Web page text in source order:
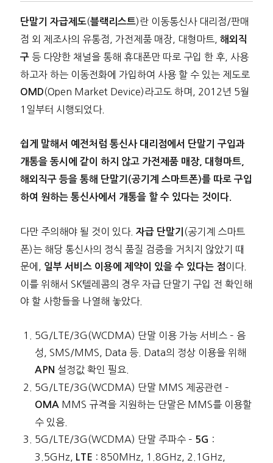
단말기 자급제도(블랙리스트)란 이동통신사 대리점/판매
점 외 제조사의 유통점, 가전제품 매장, 대형마트, 해외직
구등 다양한 채널을 통해 휴대폰만 따로 구입 한 후, 사용
하고자 하는 이동전화에 가입하여 사용 할 수 있는 제도로
OMD(Open Market Device)라고도 하며, 2012년 5월
1일부터 시행되었다.
쉽게 말해서 예전처럼 통신사 대리점에서 단말기 구입과
개통을 동시에 같이 하지 않고 가전제품 매장, 대형마트,
해외직구 등을 통해 단말기(공기계 스마트폰)를 따로 구입
하여 원하는 통신사에서 개통을 할 수 있다는 것이다.
다만 주의해야 될 것이 있다. 자급 단말기 (공기계 스마트
폰)는 해당 통신사의 정식 품질 검증을 거치지 않았기 때
문에, 일부 서비스 이용에 제약이 있을 수 있다는 점 이다.
이를 위해서 SK텔레콤의 경우 자급 단말기 구입 전 확인해
야 할 사항들을 나열해 놓았다.
5G/LTE/3G(WCDMA) 단말 이용 가능 서비스 – 음
성, SMS/MMS, Data 등. Data의 정상 이용을 위해
APN 설정값 확인 필요.
5G/LTE/3G(WCDMA) 단말 MMS 제공관련 –
OMA MMS 규격을 지원하는 단말은 MMS를 이용할
수 있음.
5G/LTE/3G(WCDMA) 단말 주파수 – 5G :
3.5GHz, LTE : 850MHz, 1.8GHz, 2.1GHz,